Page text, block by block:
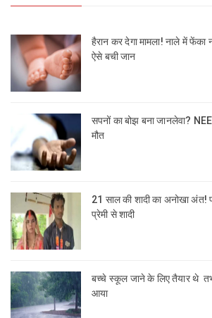
हैरान कर देगा मामला! नाले में
ऐसे बची जान
सपनों का बोझ बना जानलेवा?
मौत
21 साल की शादी का अनोखा अंत!
प्रेमी से शादी
बच्चे स्कूल जाने के लिए तैयार थे
आया